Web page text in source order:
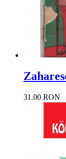
31.00 RON